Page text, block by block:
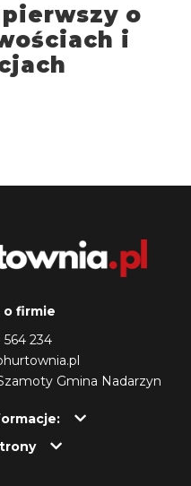
o
i
firmie
234
Gmina Nadarzyn